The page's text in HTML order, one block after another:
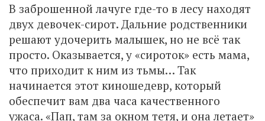
В заброшенной лачуге где-то в лесу находят
двух девочек-сирот. Дальние родственники
решают удочерить малышек, но не всё так
просто. Оказывается, у «сироток» есть мама,
что приходит к ним из тьмы… Так
начинается этот киношедевр, который
обеспечит вам два часа качественного
ужаса. «Пап, там за окном тетя, и она летает»